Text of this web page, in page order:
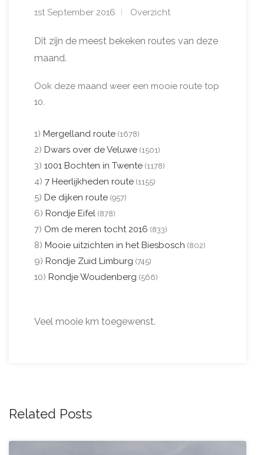
1st September 2016 Overzicht
Dit zijn de meest bekeken routes van deze
maand.
Ook deze maand weer een mooie route top
10.
1) Mergelland route (1678)
2) Dwars over de Veluwe (1501)
3) 1001 Bochten in Twente (1178)
4) 7 Heerlijkheden route (1155)
5) De dijken route (957)
6) Rondje Eifel (878)
7) Om de meren tocht 2016 (833)
8) Mooie uitzichten in het Biesbosch (802)
9) Rondje Zuid Limburg (745)
10) Rondje Woudenberg (566)
Veel mooie km toegewenst.
Related Posts